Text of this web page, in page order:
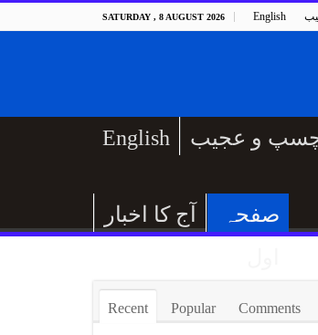
SATURDAY , 8 AUGUST 2026 English
English و عجیب
آج کا اخبار
صفحہ
Recent Popular Comments